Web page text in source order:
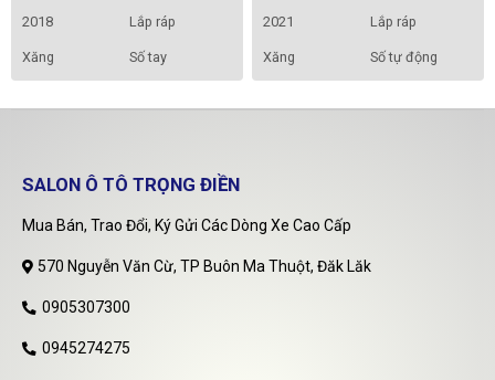
2018 Lắp ráp
Xăng Số tay
2021 Lắp ráp
Xăng Số tự động
SALON Ô TÔ TRỌNG ĐIỀN
Mua Bán, Trao Đổi, Ký Gửi Các Dòng Xe Cao Cấp
570 Nguyễn Văn Cừ, TP Buôn Ma Thuột, Đăk Lăk
0905307300
0945274275